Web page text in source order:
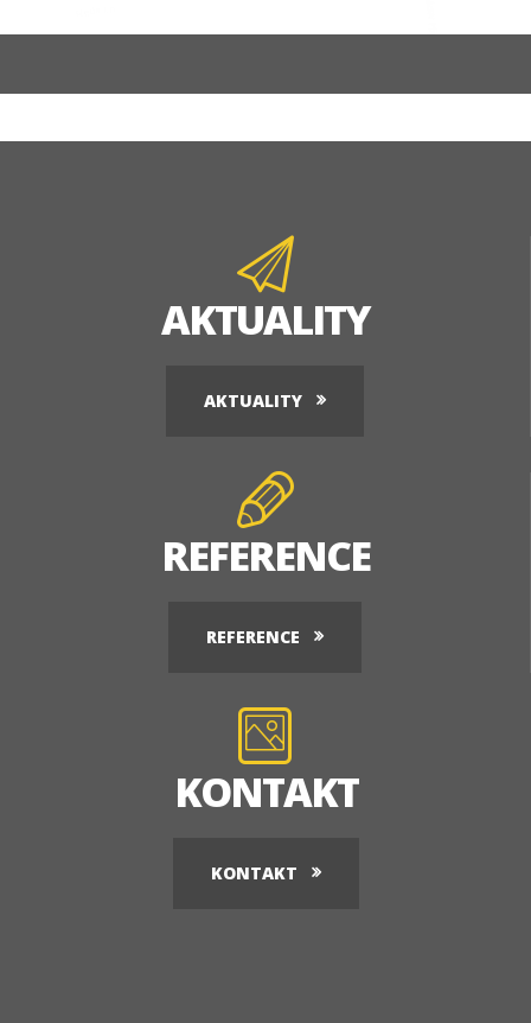
AKTUALITY
AKTUALITY
REFERENCE
REFERENCE
KONTAKT
KONTAKT